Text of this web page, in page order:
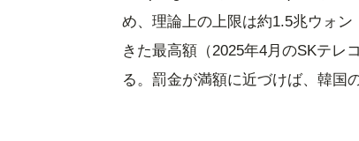
め、理論上の上限は約1.5兆ウォ
きた最高額（2025年4月のSKテレ
る。罰金が満額に近づけば、韓国